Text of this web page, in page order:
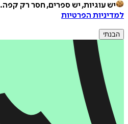
יש עוגיות, יש ספרים, חסר רק קפה.
למדיניות הפרטיות
הבנתי